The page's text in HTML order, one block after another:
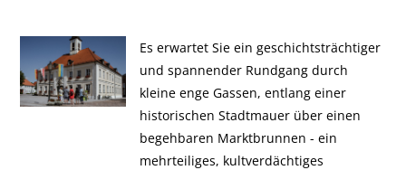
Es erwartet Sie ein geschichtsträchtiger
und spannender Rundgang durch
kleine enge Gassen, entlang einer
historischen Stadtmauer über einen
begehbaren Marktbrunnen - ein
mehrteiliges, kultverdächtiges